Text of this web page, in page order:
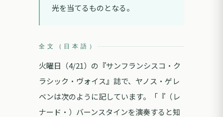
光を当てるものとなる。
全文（日本語）
火曜日（4/21）の『サンフランシスコ・ク
ラシック・ヴォイス』誌で、ヤノス・ゲレ
ベンは次のように記しています。「『（レ
ナード・）バーンスタインを演奏すると知